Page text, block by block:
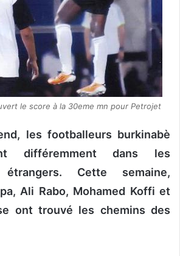
le score à la 30eme mn pour Petrojet
les footballeurs burkinabè
différemment dans les
étrangers. Cette semaine,
Ali Rabo, Mohamed Koffi et
ont trouvé les chemins des